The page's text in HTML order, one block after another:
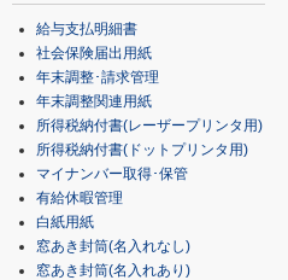
給与支払明細書
社会保険届出用紙
年末調整･請求管理
年末調整関連用紙
所得税納付書(レーザープリンタ用)
所得税納付書(ドットプリンタ用)
マイナンバー取得･保管
有給休暇管理
白紙用紙
窓あき封筒(名入れなし)
窓あき封筒(名入れあり)